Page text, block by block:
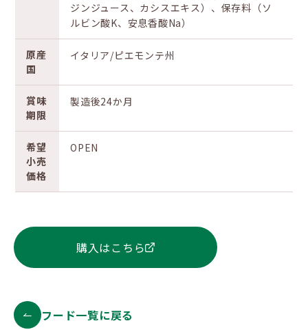
ジンジュース、カシスエキス）、保存料（ソ
ルビン酸K、安息香酸Na）
原産
国
イタリア/ピエモンテ州
賞味
期限
製造後24か月
希望
小売
価格
OPEN
購入はこちら
フード一覧に戻る